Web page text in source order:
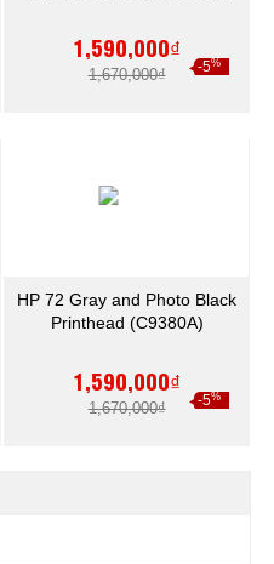
1,590,000₫
1,670,000₫ -5%
HP 72 Gray and Photo Black
Printhead (C9380A)
1,590,000₫
1,670,000₫ -5%